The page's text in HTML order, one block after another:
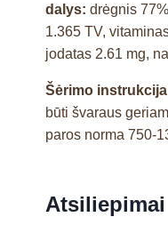
dalys: drėgnis
1.365 TV,
jodatas 2.61 mg,
Šėrimo
būti švaraus
paros norma 750-
Atsiliepimai